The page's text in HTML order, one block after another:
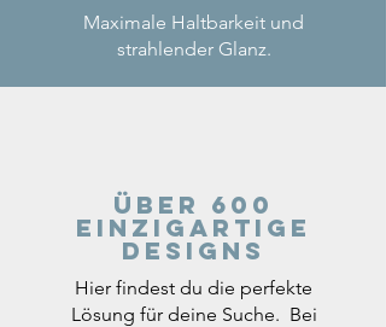
Maximale Haltbarkeit und
strahlender Glanz.
Über 600
einzigartige
Designs
Hier findest du die perfekte
Lösung für deine Suche. Bei